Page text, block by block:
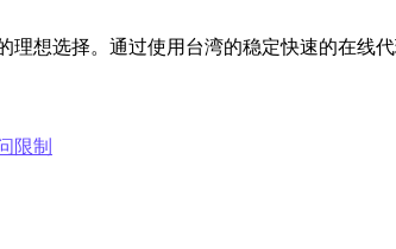
想选择。通过使用台湾的稳定快速的在线
限制